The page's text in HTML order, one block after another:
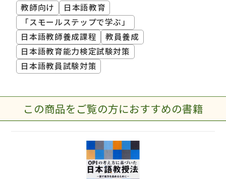
教師向け
日本語教育
「スモールステップで学ぶ」
日本語教師養成課程
教員養成
日本語教育能力検定試験対策
日本語教員試験対策
この商品をご覧の方におすすめの書籍